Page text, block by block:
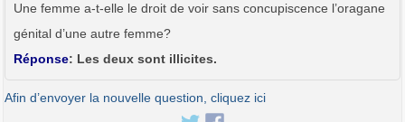
Une femme a-t-elle le droit de voir sans concupiscence l’oragane
génital d’une autre femme?
Réponse: Les deux sont illicites.
Afin d’envoyer la nouvelle question, cliquez ici